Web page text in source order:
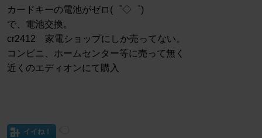
カードキーの電池がゼロ(゜◇゜)
で、電池交換。
cr2412 家電ショップにしか売ってない。
コンビニ、ホームセンター等に売って無く
近くのエディオンにて購入
イイね！